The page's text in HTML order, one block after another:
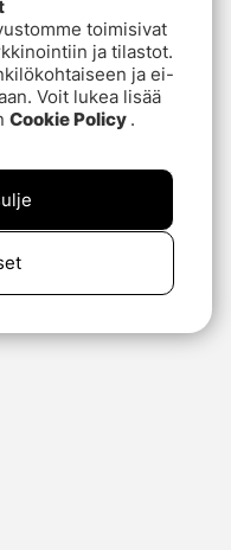
toimisivat
ja tilastot.
ja ei-
Voit lukea lisää
Cookie Policy .